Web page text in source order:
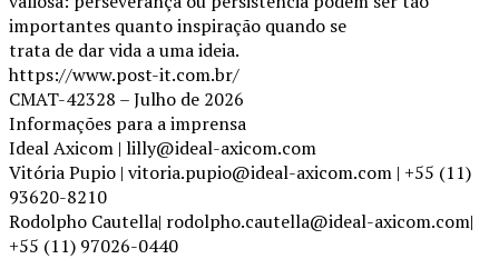
importantes quanto inspiração quando se
trata de dar vida a uma ideia.
https://www.post-it.com.br/
CMAT-42328 – Julho de 2026
Informações para a imprensa
Ideal Axicom | lilly@ideal-axicom.com
Vitória Pupio | vitoria.pupio@ideal-axicom.com | +55 (11)
93620-8210
Rodolpho Cautella| rodolpho.cautella@ideal-axicom.com|
+55 (11) 97026-0440